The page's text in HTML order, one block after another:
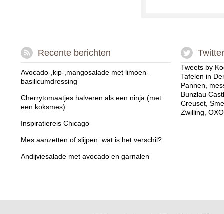
Recente berichten
Avocado-,kip-,mangosalade met limoen-
basilicumdressing
Cherrytomaatjes halveren als een ninja (met
een koksmes)
Inspiratiereis Chicago
Mes aanzetten of slijpen: wat is het verschil?
Andijviesalade met avocado en garnalen
Twitter
Tweets by
Tafelen in
Pannen,
Bunzlau
Creuset,
Zwilling,